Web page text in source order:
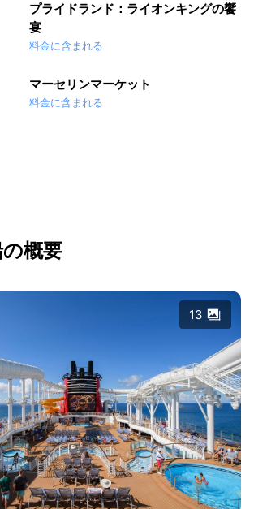
プライドランド：ライオンキングの饗
宴
料金に含まれる
マーセリンマーケット
料金に含まれる
概要
13